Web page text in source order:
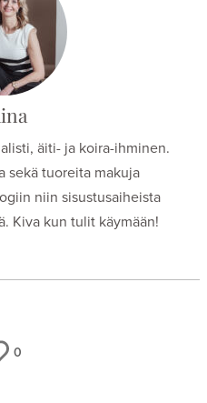
äiti- ja koira-ihminen.
sekä tuoreita makuja
niin sisustusaiheista
Kiva kun tulit käymään!
0